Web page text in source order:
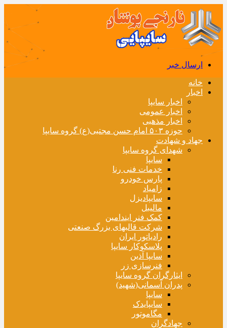
ارسال خبر
خانه
اخبار
اخبار سایپا
اخبار عمومی
اخبار مذهبی
حوزه ۵۰۳ امام حسن مجتبی(ع) گروه سایپا
جهاد و شهادت
شهدای گروه سایپا
سایپا
خدمات فنی رنا
پارس خودرو
زامیاد
سایپادیزل
مالیبل
کمک فنر ایندامین
شرکت قالبهای بزرگ صنعتی
رادیاتور ایران
پلاسکوکار سایپا
سایپا آذین
فنرسازی زر
ایثارگران گروه سایپا
پدران آسمانی(شهید)
سایپا
سایپایدک
مگاموتور
جهادگران